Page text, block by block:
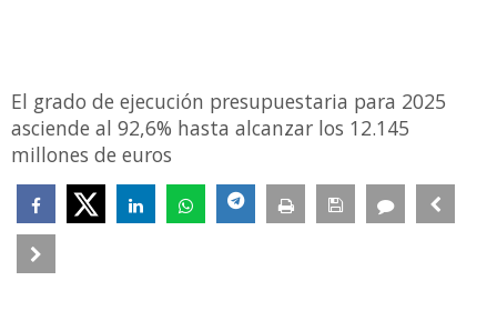
El grado de ejecución presupuestaria para 2025
asciende al 92,6% hasta alcanzar los 12.145
millones de euros